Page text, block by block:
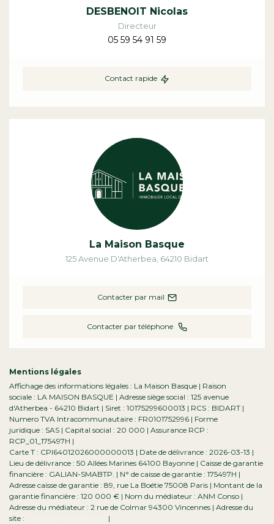
DESBENOIT Nicolas
Directeur
05 59 54 91 59
Contact rapide
La Maison Basque
125 Avenue D'Atherbea 64210 Bidart
Contacter par mail
Contacter par téléphone
Mentions légales
Affichage des informations légales : La Maison Basque | Raison
sociale : LA MAISON BASQUE | Adresse siège social : 125 avenue
d'Atherbea - 64210 Bidart | Siret : 10175299600013 | RCS : BIDART |
Numero TVA Intracommunautaire : FR0101752996 | Forme
juridique : SAS | Capital social : 20 000 | Assurance RCP :
RCP_01_175497H |
Carte T : CPI64012026000000013 | Date de délivrance : 2026-03-13 |
Lieu de délivrance : 50 Allées Marines 64100 Bayonne | Caisse de garantie
financière : GALIAN-SMABTP. | N° de caisse de garantie : 175497H |
Adresse caisse de garantie : 89, rue La Boétie 75008 Paris | Montant de la
garantie financière : 120 000 € | Nom du médiateur : ANM Conso |
Adresse du médiateur : 2 rue de Colmar 94300 Vincennes | Adresse du
site :
|